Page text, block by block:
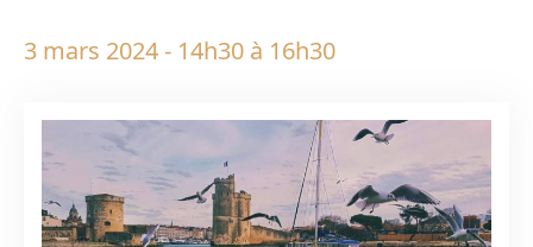
3 mars 2024 - 14h30 à 16h30